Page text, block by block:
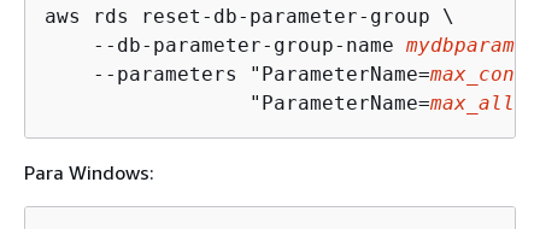
aws rds reset-db-parameter-group \
    --db-parameter-group-name
    --parameters "ParameterName=
                 "ParameterName=
Para Windows: